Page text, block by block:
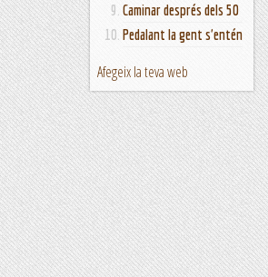
Caminar després dels 50
Pedalant la gent s'entén
Afegeix la teva web